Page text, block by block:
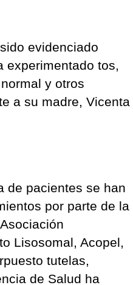
evidenciado
experimentado tos,
y otros
a su madre, Vicenta
de pacientes se han
por parte de la
Lisosomal, Acopel,
tutelas,
de Salud ha